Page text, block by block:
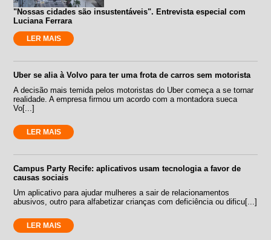
"Nossas cidades são insustentáveis". Entrevista especial com
Luciana Ferrara
LER MAIS
Uber se alia à Volvo para ter uma frota de carros sem motorista
A decisão mais temida pelos motoristas do Uber começa a se tornar
realidade. A empresa firmou um acordo com a montadora sueca
Vo[...]
LER MAIS
Campus Party Recife: aplicativos usam tecnologia a favor de
causas sociais
Um aplicativo para ajudar mulheres a sair de relacionamentos
abusivos, outro para alfabetizar crianças com deficiência ou dificu[...]
LER MAIS